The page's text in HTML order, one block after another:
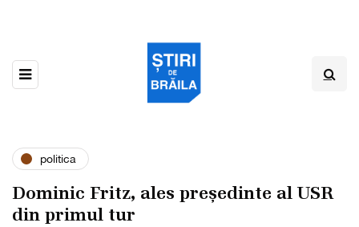
politica
Dominic Fritz, ales președinte al USR
din primul tur